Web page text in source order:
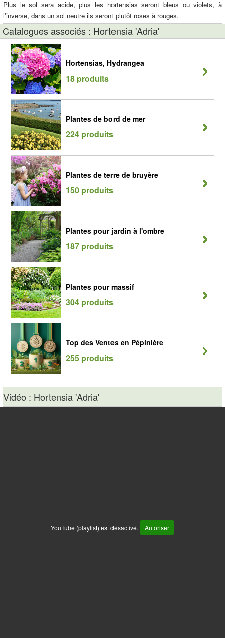
Plus le sol sera acide, plus les hortensias seront bleus ou violets, à
l'inverse, dans un sol neutre ils seront plutôt roses à rouges.
Catalogues associés : Hortensia 'Adria'
Hortensias, Hydrangea
18 produits
Plantes de bord de mer
224 produits
Plantes de terre de bruyère
150 produits
Plantes pour jardin à l'ombre
187 produits
Plantes pour massif
304 produits
Top des Ventes en Pépinière
255 produits
Vidéo : Hortensia 'Adria'
YouTube (playlist) est désactivé. Autoriser